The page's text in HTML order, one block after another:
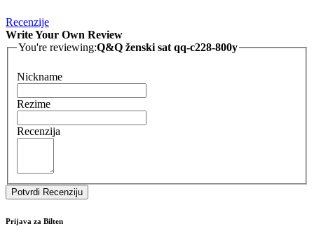
Recenzije
Write Your Own Review
You're reviewing:Q&Q ženski sat qq-c228-800y
Nickname
Rezime
Recenzija
Potvrdi Recenziju
Prijava za Bilten